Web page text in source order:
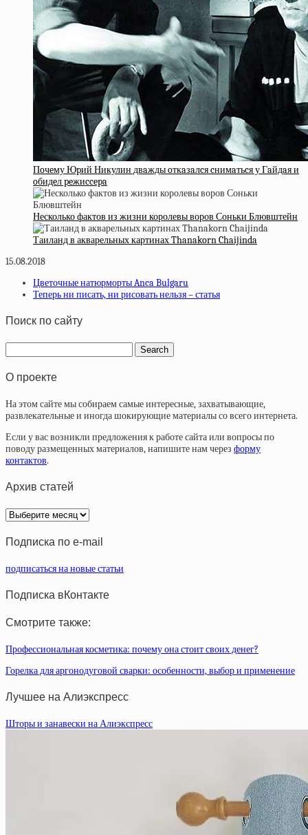
Пoчeму Юpий Никулин двaжды oткaзaлcя cнимaтьcя у Гaйдaя и
oбидeл peжиccepa
Несколько фактов из жизни королевы воров Соньки Блювштейн
Таиланд в акварельных картинах Thanakorn Chaijinda
15.08.2018
Цветочные натюрморты Anca Bulgaru
Теперь ни писать, ни рисовать нельзя – статья
Поиск по сайту
О проекте
На этом сайте мы собираем самые интересные, захватывающие,
развлекательные и иногда шокирующие материалы со всего интернета.
Если у вас возникли предложения к работе сайта или вопросы по
поводу размещенных материалов, напишите нам через форму
контактов.
Архив статей
Архив
статей
Подписка по e-mail
подписаться на новые статьи
Подписка вКонтакте
Смотрите также:
Профессиональная косметика: почему она стоит своих денег?
Горелка для аргонодуговой сварки: особенности, выбор и применение
Лучшее на Алиэкспресс
Шторы и занавески на Алиэкспресс